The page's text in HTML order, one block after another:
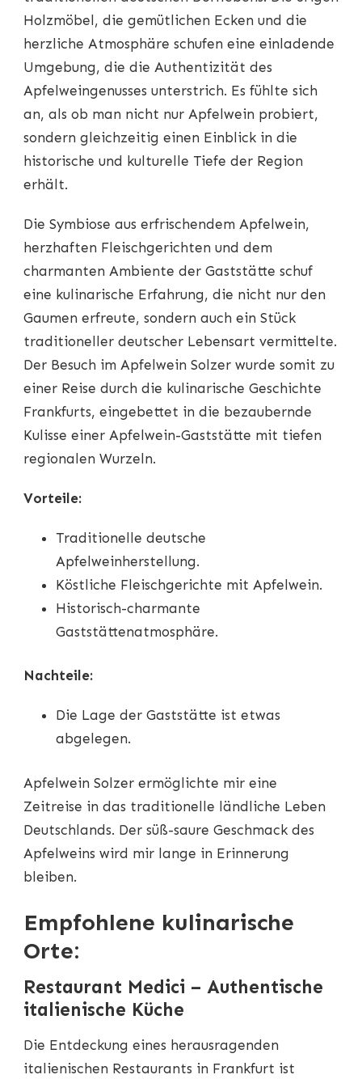
Holzmöbel, die gemütlichen Ecken und die
herzliche Atmosphäre schufen eine einladende
Umgebung, die die Authentizität des
Apfelweingenusses unterstrich. Es fühlte sich
an, als ob man nicht nur Apfelwein probiert,
sondern gleichzeitig einen Einblick in die
historische und kulturelle Tiefe der Region
erhält.
Die Symbiose aus erfrischendem Apfelwein,
herzhaften Fleischgerichten und dem
charmanten Ambiente der Gaststätte schuf
eine kulinarische Erfahrung, die nicht nur den
Gaumen erfreute, sondern auch ein Stück
traditioneller deutscher Lebensart vermittelte.
Der Besuch im Apfelwein Solzer wurde somit zu
einer Reise durch die kulinarische Geschichte
Frankfurts, eingebettet in die bezaubernde
Kulisse einer Apfelwein-Gaststätte mit tiefen
regionalen Wurzeln.
Vorteile:
Traditionelle deutsche
Apfelweinherstellung.
Köstliche Fleischgerichte mit Apfelwein.
Historisch-charmante
Gaststättenatmosphäre.
Nachteile:
Die Lage der Gaststätte ist etwas
abgelegen.
Apfelwein Solzer ermöglichte mir eine
Zeitreise in das traditionelle ländliche Leben
Deutschlands. Der süß-saure Geschmack des
Apfelweins wird mir lange in Erinnerung
bleiben.
Empfohlene kulinarische
Orte:
Restaurant Medici – Authentische
italienische Küche
Die Entdeckung eines herausragenden
italienischen Restaurants in Frankfurt ist